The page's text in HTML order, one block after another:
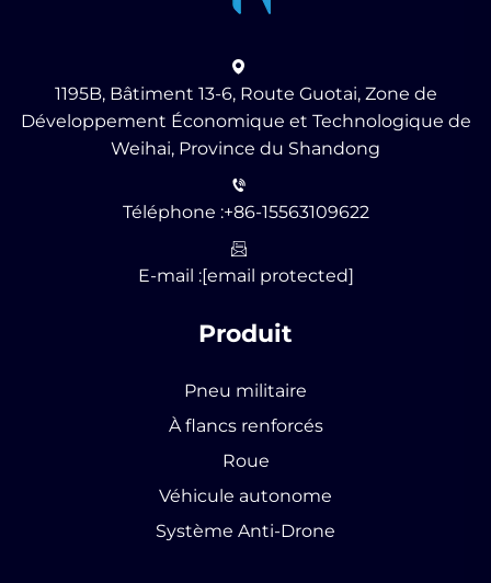
1195B, Bâtiment 13-6, Route Guotai, Zone de
Développement Économique et Technologique de
Weihai, Province du Shandong
Téléphone :+86-15563109622
E-mail :[email protected]
Produit
Pneu militaire
À flancs renforcés
Roue
Véhicule autonome
Système Anti-Drone